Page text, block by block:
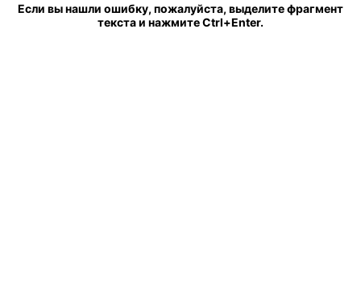
Если вы нашли ошибку, пожалуйста, выделите фрагмент
текста и нажмите Ctrl+Enter.